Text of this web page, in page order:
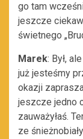
go tam
jeszcze
świetnego
Marek: Był,
już jesteśmy
okazji
jeszcze jedno
zauważyłaś.
ze